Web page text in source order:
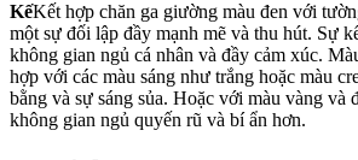
KếKết hợp chăn ga giường màu đen với
một sự đối lập đầy mạnh mẽ và thu hút. Sự
không gian ngủ cá nhân và đầy cảm xúc.
hợp với các màu sáng như trắng hoặc màu
bằng và sự sáng sủa. Hoặc với màu vàng và
không gian ngủ quyến rũ và bí ẩn hơn.